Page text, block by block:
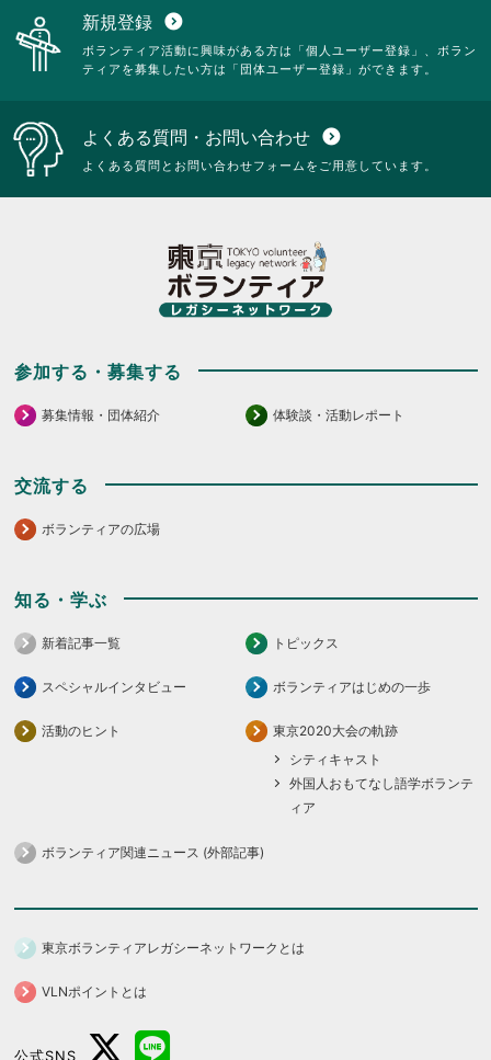
新規登録 expand_circle_down
ボランティア活動に興味がある方は「個人ユーザー登録」、ボラン
ティアを募集したい方は「団体ユーザー登録」ができます。
よくある質問・お問い合わせ expand_circle_down
よくある質問とお問い合わせフォームをご用意しています。
参加する・募集する
募集情報・団体紹介 体験談・活動レポート
交流する
ボランティアの広場
知る・学ぶ
新着記事一覧 トピックス
スペシャルインタビュー ボランティアはじめの一歩
活動のヒント
東京2020大会の軌跡
シティキャスト
外国人おもてなし語学ボランテ
ィア
ボランティア関連ニュース (外部記事)
東京ボランティアレガシーネットワークとは
VLNポイントとは
公式SNS